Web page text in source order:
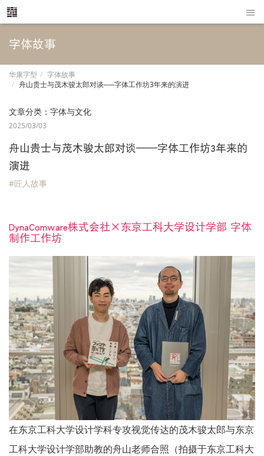
字体故事
华康字型
字体故事
舟山贵士与茂木骏太郎对谈──字体工作坊3年来的演进
文章分类： 字体与文化
2025/03/03
舟山贵士与茂木骏太郎对谈──字体工作坊3年来的
演进
#匠人故事
DynaComware株式会社×东京工科大学设计学部 字体
制作工作坊
在东京工科大学设计学科专攻视觉传达的茂木骏太郎与东京
工科大学设计学部助教的舟山老师合照（拍摄于东京工科大